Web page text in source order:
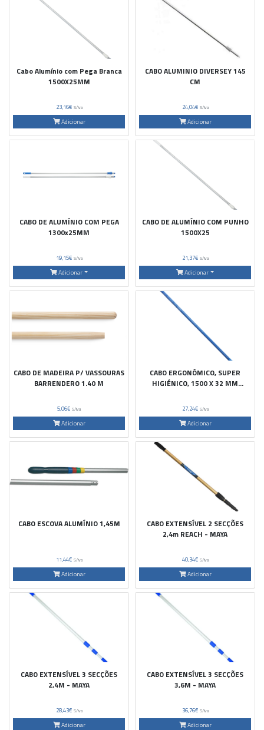
Cabo Alumínio com Pega Branca
1500X25MM
23,16€ S/Iva
Adicionar
CABO ALUMINIO DIVERSEY 145
CM
24,04€ S/Iva
Adicionar
CABO DE ALUMÍNIO COM PEGA
1300x25MM
19,15€ S/Iva
Adicionar
CABO DE ALUMÍNIO COM PUNHO
1500X25
21,37€ S/Iva
Adicionar
CABO DE MADEIRA P/ VASSOURAS
BARRENDERO 1.40 M
5,06€ S/Iva
Adicionar
CABO ERGONÓMICO, SUPER
HIGIÉNICO, 1500 X 32 MM
27,24€ S/Iva
Adicionar
CABO ESCOVA ALUMÍNIO 1,45M
11,44€ S/Iva
Adicionar
CABO EXTENSÍVEL 2 SECÇÕES
2,4m REACH - MAYA
40,34€ S/Iva
Adicionar
CABO EXTENSÍVEL 3 SECÇÕES
2,4M - MAYA
28,43€ S/Iva
Adicionar
CABO EXTENSÍVEL 3 SECÇÕES
3,6M - MAYA
36,76€ S/Iva
Adicionar